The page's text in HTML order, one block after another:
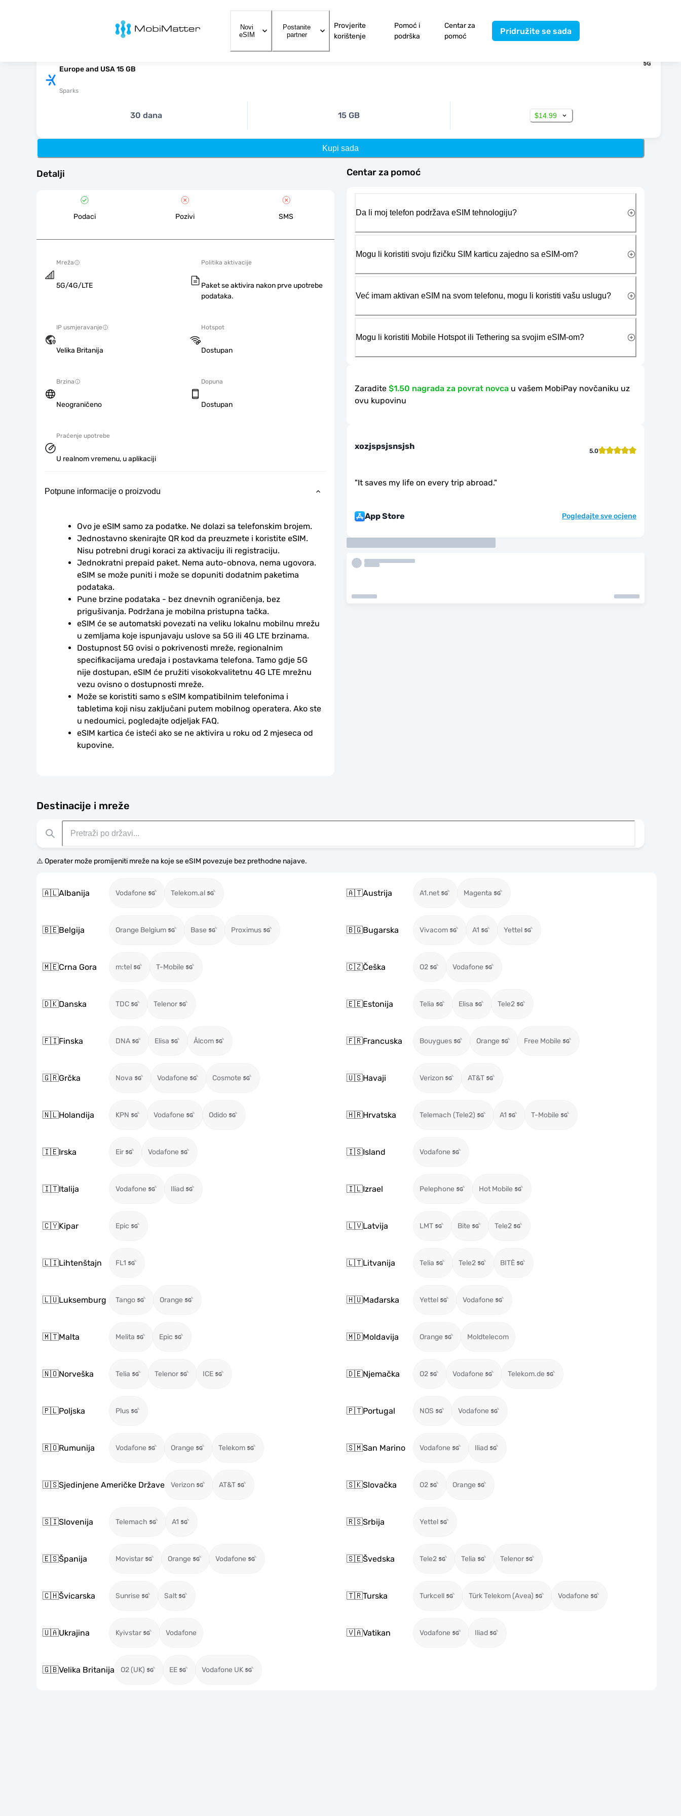
MobiMatter
Novi
eSIM
Postanite
partner
Provjerite
korištenje
Pomoć i
podrška
Centar za
pomoć
Pridružite se sada
Europe and USA 15 GB
Sparks
30 dana 15 GB $14.99
Kupi sada
Detalji
Podaci Pozivi SMS
Mreža
5G/4G/LTE
Politika aktivacije
Paket se aktivira nakon prve upotrebe
podataka.
IP usmjeravanje
Velika Britanija
Hotspot
Dostupan
Brzina
Neograničeno
Dopuna
Dostupan
Praćenje upotrebe
U realnom vremenu, u aplikaciji
Potpune informacije o proizvodu
Ovo je eSIM samo za podatke. Ne dolazi sa telefonskim brojem.
Jednostavno skenirajte QR kod da preuzmete i koristite eSIM.
Nisu potrebni drugi koraci za aktivaciju ili registraciju.
Jednokratni prepaid paket. Nema auto-obnova, nema ugovora.
eSIM se može puniti i može se dopuniti dodatnim paketima
podataka.
Pune brzine podataka - bez dnevnih ograničenja, bez
prigušivanja. Podržana je mobilna pristupna tačka.
eSIM će se automatski povezati na veliku lokalnu mobilnu mrežu
u zemljama koje ispunjavaju uslove sa 5G ili 4G LTE brzinama.
Dostupnost 5G ovisi o pokrivenosti mreže, regionalnim
specifikacijama uređaja i postavkama telefona. Tamo gdje 5G
nije dostupan, eSIM će pružiti visokokvalitetnu 4G LTE mrežnu
vezu ovisno o dostupnosti mreže.
Može se koristiti samo s eSIM kompatibilnim telefonima i
tabletima koji nisu zaključani putem mobilnog operatera. Ako ste
u nedoumici, pogledajte odjeljak FAQ.
eSIM kartica će isteći ako se ne aktivira u roku od 2 mjeseca od
kupovine.
Destinacije i mreže
⚠️ Operater može promijeniti mreže na koje se eSIM povezuje bez prethodne najave.
🇦🇱Albanija Vodafone Telekom.al 🇦🇹Austrija A1.net Magenta
🇧🇪Belgija Orange Belgium Base Proximus 🇧🇬Bugarska Vivacom A1 Yettel
🇲🇪Crna Gora m:tel T-Mobile 🇨🇿Češka O2 Vodafone
🇩🇰Danska TDC Telenor 🇪🇪Estonija Telia Elisa Tele2
🇫🇮Finska DNA Elisa Ålcom 🇫🇷Francuska Bouygues Orange Free Mobile
🇬🇷Grčka Nova Vodafone Cosmote 🇺🇸Havaji Verizon AT&T
🇳🇱Holandija KPN Vodafone Odido 🇭🇷Hrvatska Telemach (Tele2) A1 T-Mobile
🇮🇪Irska Eir Vodafone 🇮🇸Island Vodafone
🇮🇹Italija Vodafone Iliad 🇮🇱Izrael Pelephone Hot Mobile
🇨🇾Kipar Epic 🇱🇻Latvija LMT Bite Tele2
🇱🇮Lihtenštajn FL1 🇱🇹Litvanija Telia Tele2 BITĖ
🇱🇺Luksemburg Tango Orange 🇭🇺Mađarska Yettel Vodafone
🇲🇹Malta Melita Epic 🇲🇩Moldavija Orange Moldtelecom
🇳🇴Norveška Telia Telenor ICE 🇩🇪Njemačka O2 Vodafone Telekom.de
🇵🇱Poljska Plus 🇵🇹Portugal NOS Vodafone
🇷🇴Rumunija Vodafone Orange Telekom 🇸🇲San Marino Vodafone Iliad
🇺🇸Sjedinjene Američke Države Verizon AT&T 🇸🇰Slovačka O2 Orange
🇸🇮Slovenija Telemach A1 🇷🇸Srbija Yettel
🇪🇸Španija Movistar Orange Vodafone 🇸🇪Švedska Tele2 Telia Telenor
🇨🇭Švicarska Sunrise Salt 🇹🇷Turska Turkcell Türk Telekom (Avea) Vodafone
🇺🇦Ukrajina Kyivstar Vodafone 🇻🇦Vatikan Vodafone Iliad
🇬🇧Velika Britanija O2 (UK) EE Vodafone UK
Centar za pomoć
Da li moj telefon podržava eSIM tehnologiju?
Mogu li koristiti svoju fizičku SIM karticu zajedno sa eSIM-om?
Već imam aktivan eSIM na svom telefonu, mogu li koristiti vašu uslugu?
Mogu li koristiti Mobile Hotspot ili Tethering sa svojim eSIM-om?
Zaradite $1.50 nagrada za povrat novca u vašem MobiPay novčaniku uz
ovu kupovinu
xozjspsjsnsjsh 5.0
"It saves my life on every trip abroad."
App Store Pogledajte sve ocjene